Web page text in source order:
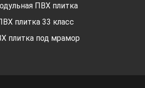
ПВХ плитка
плитка 33 класс
плитка под мрамор